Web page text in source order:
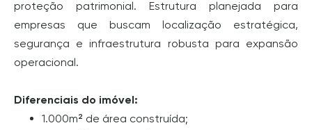
proteção patrimonial. Estrutura planejada para
empresas que buscam localização estratégica,
segurança e infraestrutura robusta para expansão
operacional.
Diferenciais do imóvel:
1.000m² de área construída;